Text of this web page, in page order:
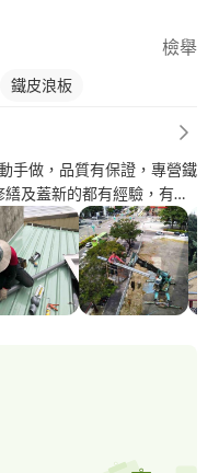
檢舉
鐵皮浪板
手做，品質有保證，專營鐵
及蓋新的都有經驗，有需